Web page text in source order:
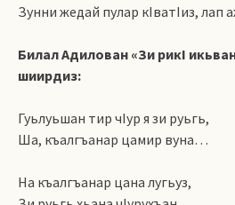
Зунни жедай пулар кIватIиз, лап
Билал Адилован «Зи рикI
шиирдиз:
Гуьлуьшан тир чIур я зи руьгь,
Ша, къалгъанар цамир вуна…
На къалгъанар цана лугьуз,